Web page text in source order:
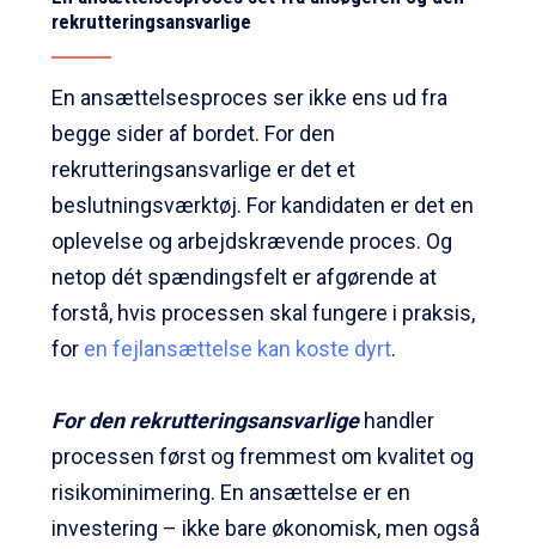
rekrutteringsansvarlige
En ansættelsesproces ser ikke ens ud fra
begge sider af bordet. For den
rekrutteringsansvarlige er det et
beslutningsværktøj. For kandidaten er det en
oplevelse og arbejdskrævende proces. Og
netop dét spændingsfelt er afgørende at
forstå, hvis processen skal fungere i praksis,
for en fejlansættelse kan koste dyrt.
For den rekrutteringsansvarligehandler
processen først og fremmest om kvalitet og
risikominimering. En ansættelse er en
investering – ikke bare økonomisk, men også